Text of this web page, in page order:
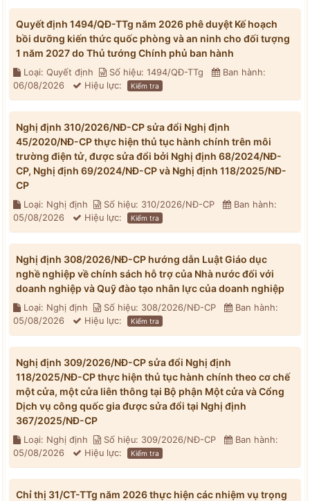
Quyết định 1494/QĐ-TTg năm 2026 phê duyệt Kế hoạch
bồi dưỡng kiến thức quốc phòng và an ninh cho đối tượng
1 năm 2027 do Thủ tướng Chính phủ ban hành
Loại: Quyết định Số hiệu: 1494/QĐ-TTg
Ban hành:
06/08/2026
Hiệu lực: Kiểm tra
Nghị định 310/2026/NĐ-CP sửa đổi Nghị định
45/2020/NĐ-CP thực hiện thủ tục hành chính trên môi
trường điện tử, được sửa đổi bởi Nghị định 68/2024/NĐ-
CP, Nghị định 69/2024/NĐ-CP và Nghị định 118/2025/NĐ-
CP
Loại: Nghị định Số hiệu: 310/2026/NĐ-CP
Ban hành:
05/08/2026
Hiệu lực: Kiểm tra
Nghị định 308/2026/NĐ-CP hướng dẫn Luật Giáo dục
nghề nghiệp về chính sách hỗ trợ của Nhà nước đối với
doanh nghiệp và Quỹ đào tạo nhân lực của doanh nghiệp
Loại: Nghị định Số hiệu: 308/2026/NĐ-CP
Ban hành:
05/08/2026
Hiệu lực: Kiểm tra
Nghị định 309/2026/NĐ-CP sửa đổi Nghị định
118/2025/NĐ-CP thực hiện thủ tục hành chính theo cơ chế
một cửa, một cửa liên thông tại Bộ phận Một cửa và Cổng
Dịch vụ công quốc gia được sửa đổi tại Nghị định
367/2025/NĐ-CP
Loại: Nghị định Số hiệu: 309/2026/NĐ-CP
Ban hành:
05/08/2026
Hiệu lực: Kiểm tra
Chỉ thị 31/CT-TTg năm 2026 thực hiện các nhiệm vụ trọng